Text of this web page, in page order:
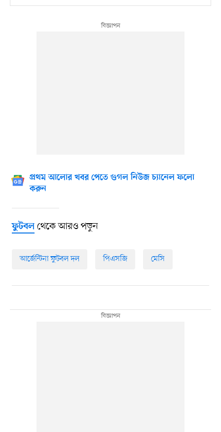
প্রথম আলোর খবর পেতে গুগল নিউজ চ্যানেল ফলো
করুন
ফুটবলথেকে আরও পড়ুন
আর্জেন্টিনা ফুটবল দল পিএসজি মেসি